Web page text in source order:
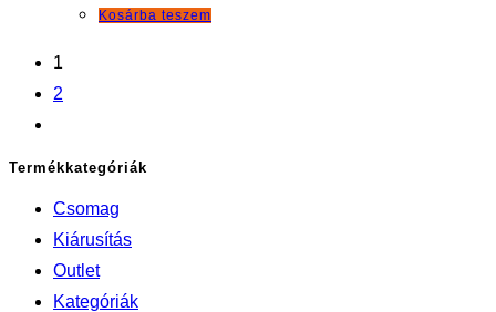
Kosárba teszem
1
2
Termékkategóriák
Csomag
Kiárusítás
Outlet
Kategóriák